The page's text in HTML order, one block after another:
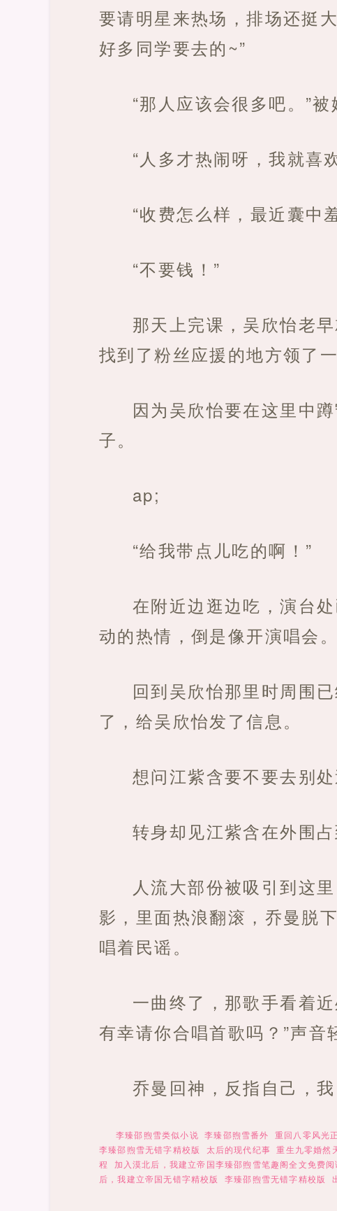
要请明星来热场，排场还挺
好多同学要去的~”
“那人应该会很多吧。”
“人多才热闹呀，我就喜
“收费怎么样，最近囊中
“不要钱！”
那天上完课，吴欣怡老
找到了粉丝应援的地方领了一
因为吴欣怡要在这里中
子。
ap;
“给我带点儿吃的啊！”
在附近边逛边吃，演台
动的热情，倒是像开演唱会。
回到吴欣怡那里时周围
了，给吴欣怡发了信息。
想问江紫含要不要去别处
转身却见江紫含在外围
人流大部份被吸引到这
影，里面热浪翻滚，乔曼脱
唱着民谣。
一曲终了，那歌手看着
有幸请你合唱首歌吗？”声音
乔曼回神，反指自己，我
李臻邵煦雪类似小说 李臻邵煦雪番外 重回八零风光
李臻邵煦雪无错字精校版
太后的现代纪事 重生九零婚然
程
加入漠北后，我建立帝国李臻邵煦雪笔趣阁全文免费阅
后，我建立帝国无错字精校版
李臻邵煦雪无错字精校版